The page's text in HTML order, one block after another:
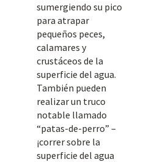
sumergiendo su pico
para atrapar
pequeños peces,
calamares y
crustáceos de la
superficie del agua.
También pueden
realizar un truco
notable llamado
“patas-de-perro” –
¡correr sobre la
superficie del agua